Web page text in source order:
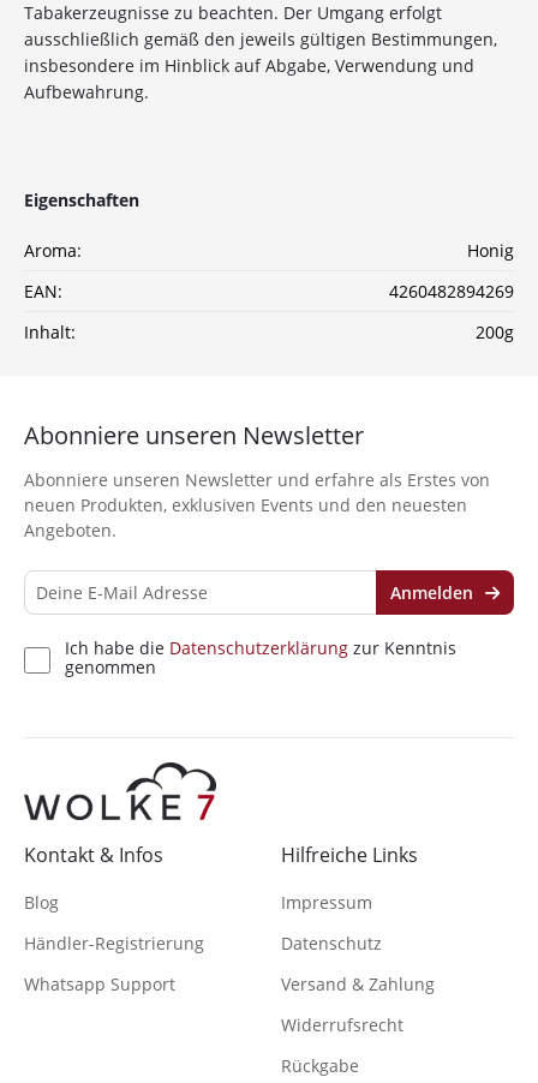
Tabakerzeugnisse zu beachten. Der Umgang erfolgt
ausschließlich gemäß den jeweils gültigen Bestimmungen,
insbesondere im Hinblick auf Abgabe, Verwendung und
Aufbewahrung.
Eigenschaften
Aroma:
Honig
EAN:
4260482894269
Inhalt:
200g
10%Newsletter-Rabatt
Sichere dir jetzt 10% Rabatt* auf deine Bestellung
Nutze unseren exklusiven Rabattcode und spare bei
Entdecke eine große Auswahl an hochwertigen
was du für das perfekte Shisha-Erlebnis brauchst!
Anmelden
Ich habe dieDatenschutzerklärungzur
Kenntnis genommen
Kontakt & Infos
Blog
Händler-Registrierung
Whatsapp Support
Hilfreiche Links
Impressum
Datenschutz
Versand & Zahlung
Widerrufsrecht
Rückgabe
Abonniere unseren Newsletter
Abonniere unseren Newsletter und erfahre als Erstes von
neuen Produkten, exklusiven Events und den neuesten
Angeboten.
Ich habe die Datenschutzerklärung zur Kenntnis
genommen
Anmelden